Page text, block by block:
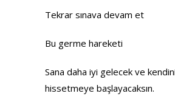
Tekrar sınava devam et
Bu germe hareketi
Sana daha iyi gelecek ve
hissetmeye başlayacaksın.